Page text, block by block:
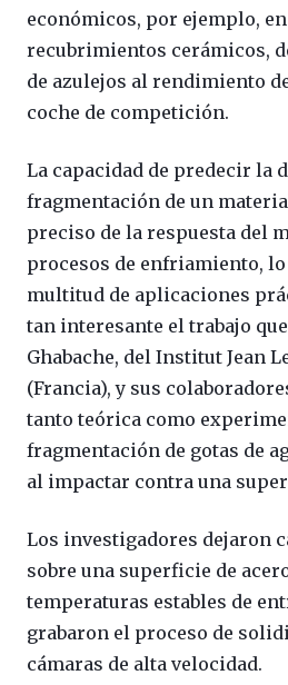
económicos, por ejemplo,
recubrimientos cerámicos,
de azulejos al rendimiento
coche de competición.
La capacidad de predecir la
fragmentación de un
preciso de la respuesta del
procesos de enfriamiento, lo
multitud de aplicaciones
tan interesante el trabajo
Ghabache, del Institut Jean
(Francia), y sus
tanto teórica como
fragmentación de gotas de
al impactar contra una
Los investigadores dejaron
sobre una superficie de
temperaturas estables de
grabaron el proceso de
cámaras de alta velocidad.